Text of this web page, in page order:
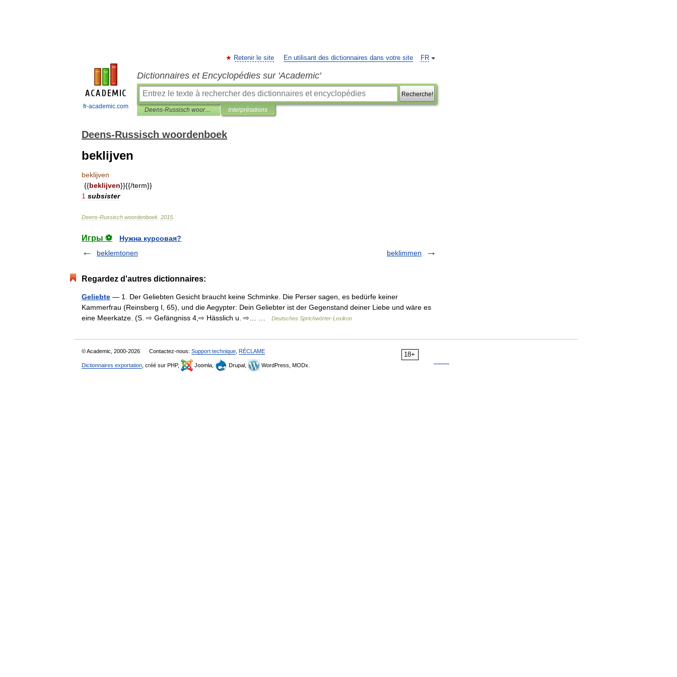
fr-academic.com
FR
Retenir le site En utilisant des dictionnaires dans votre site
Dictionnaires et Encyclopédies sur 'Academic'
Recherche!
Deens-Russisch woordenboek interprétations
Deens-Russisch woordenboek
beklijven
beklijven
{{beklijven}}{{/term}}
1 subsister
Deens-Russisch woordenboek 2015
Игры ⚽
Нужна курсовая?
beklemtonen
beklimmen
Regardez d'autres dictionnaires:
Geliebte — 1. Der Geliebten Gesicht braucht keine Schminke. Die Perser sagen, es bedürfe keiner
Kammerfrau (Reinsberg I, 65), und die Aegypter: Dein Geliebter ist der Gegenstand deiner Liebe und wäre es
eine Meerkatze. (S. ⇨ Gefängniss 4,⇨ Hässlich u. ⇨… …
Deutsches Sprichwörter-Lexikon
18+
© Academic, 2000-2026 Contactez-nous: Support technique RÉCLAME
Dictionnaires exportation , créé sur PHP, Joomla, Drupal, WordPress, MODx.